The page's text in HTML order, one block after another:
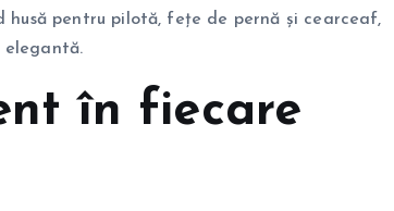
husă pentru pilotă, fețe de pernă și cearceaf,
în fiecare